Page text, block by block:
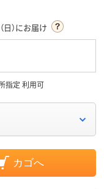
日）にお届け
指定 利用可
カゴへ